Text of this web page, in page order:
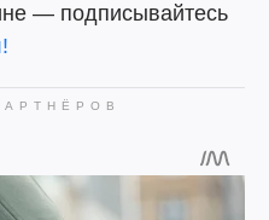
— подписывайтесь